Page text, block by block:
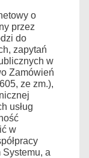
o
przez
do
zapytań
w
Zamówień
ze zm.),
usług
w
a